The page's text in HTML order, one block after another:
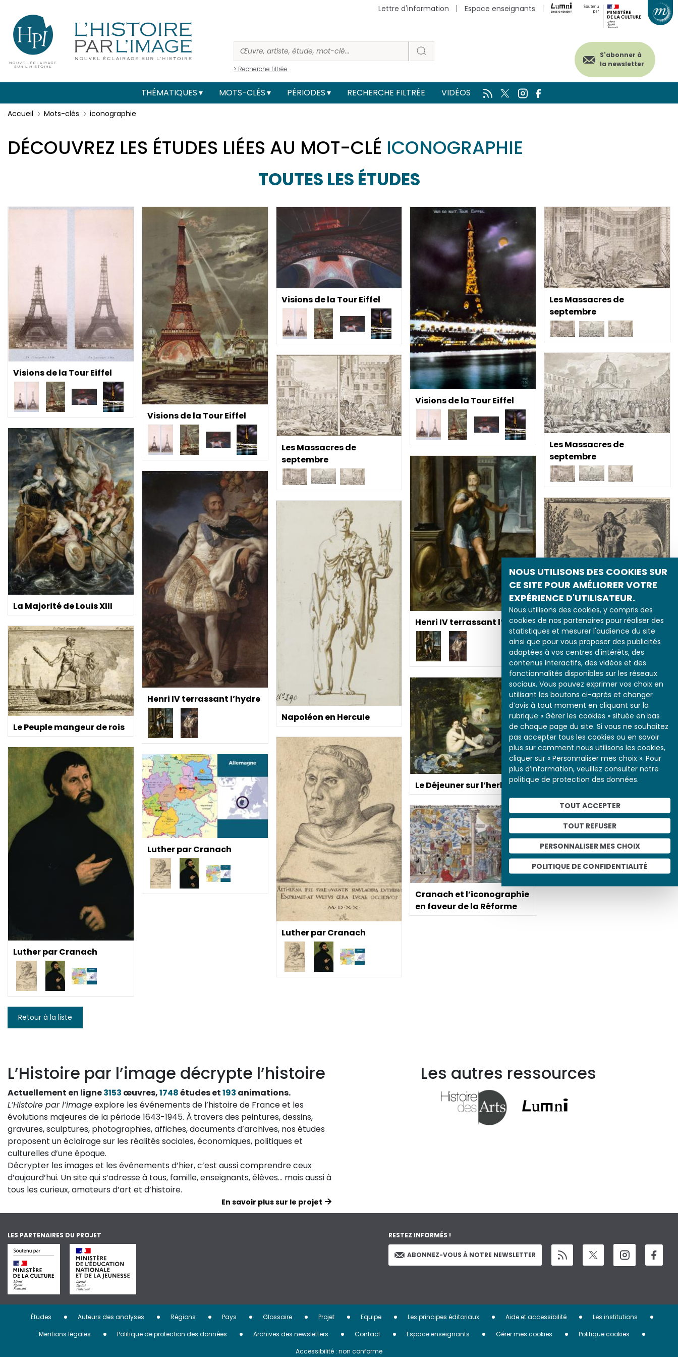
NOUS UTILISONS DES COOKIES SUR
CE SITE POUR AMÉLIORER VOTRE
EXPÉRIENCE D'UTILISATEUR.
Nous utilisons des cookies, y compris des
cookies de nos partenaires pour réaliser des
statistiques et mesurer l'audience du site
ainsi que pour vous proposer des publicités
adaptées à vos centres d'intérêts, des
contenus interactifs, des vidéos et des
fonctionnalités disponibles sur les réseaux
sociaux. Vous pouvez exprimer vos choix en
utilisant les boutons ci-après et changer
d’avis à tout moment en cliquant sur la
rubrique « Gérer les cookies » située en bas
de chaque page du site. Si vous ne souhaitez
pas accepter tous les cookies ou en savoir
plus sur comment nous utilisons les cookies,
cliquer sur « Personnaliser mes choix ». Pour
plus d’information, veuillez consulter notre
politique de protection des données.
TOUT ACCEPTER
TOUT REFUSER
PERSONNALISER MES CHOIX
POLITIQUE DE CONFIDENTIALITÉ
> Recherche filtrée
Menu
secondaire
(header)
Lettre d'information Espace enseignants
S'abonner à
la newsletter
Main
navigation
THÉMATIQUES MOTS-CLÉS PÉRIODES RECHERCHE FILTRÉE VIDÉOS
Accueil Mots-clés iconographie
DÉCOUVREZ LES ÉTUDES LIÉES AU MOT-CLÉ ICONOGRAPHIE
TOUTES LES ÉTUDES
Visions de la Tour Eiffel
Visions de la Tour Eiffel
Visions de la Tour Eiffel
Visions de la Tour Eiffel
Les Massacres de
septembre
Les Massacres de
septembre
Les Massacres de
septembre
La Majorité de Louis XIII
Henri IV terrassant l’hydre
Henri IV terrassant l’hydre
Louis XIII sous la figure
d’Hercule
Napoléon en Hercule
Le Peuple mangeur de rois
La Révolte des esclaves à
Saint-Domingue, 1791
Le Déjeuner sur l’herbe
Luther par Cranach
Luther par Cranach
Luther par Cranach
Cranach et l’iconographie
en faveur de la Réforme
Retour à la liste
L’Histoire par l’image décrypte l’histoire
Actuellement en ligne3153 œuvres,1748études et193 animations.
L’Histoire par l’imageexplore les événements de l’histoire de France et les
évolutions majeures de la période 1643-1945. À travers des peintures, dessins,
gravures, sculptures, photographies, affiches, documents d’archives, nos études
proposent un éclairage sur les réalités sociales, économiques, politiques et
culturelles d’une époque.
Décrypter les images et les événements d’hier, c’est aussi comprendre ceux
d’aujourd’hui. Un site qui s’adresse à tous, famille, enseignants, élèves… mais aussi à
tous les curieux, amateurs d’art et d’histoire.
En savoir plus sur le projet
Les autres ressources
LES PARTENAIRES DU PROJET RESTEZ INFORMÉS !
ABONNEZ-VOUS À NOTRE NEWSLETTER
Menu
Pied
Études Auteurs des analyses Régions Pays Glossaire Projet Equipe Les principes éditoriaux Aide et accessibilité
Les institutions
Mentions légales
Politique de protection des données Archives des newsletters Contact Espace enseignants Gérer mes cookies
Politique cookies
Accessibilité : non conforme